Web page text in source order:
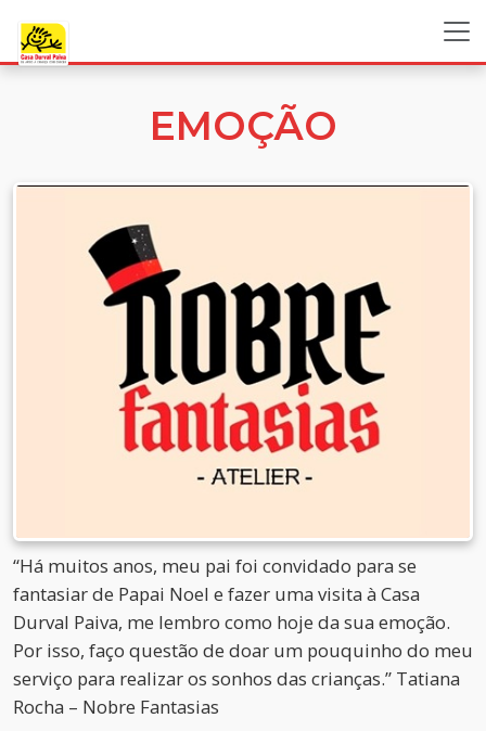
EMOÇÃO
“Há muitos anos, meu pai foi convidado para se
fantasiar de Papai Noel e fazer uma visita à Casa
Durval Paiva, me lembro como hoje da sua emoção.
Por isso, faço questão de doar um pouquinho do meu
serviço para realizar os sonhos das crianças.” Tatiana
Rocha – Nobre Fantasias